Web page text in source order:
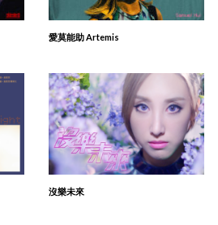
愛莫能助 Artemis
沒樂未來